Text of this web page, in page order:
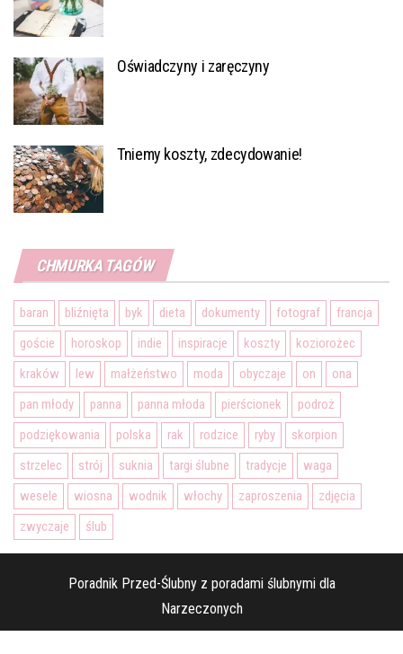
Oświadczyny i zaręczyny
Tniemy koszty, zdecydowanie!
CHMURKA TAGÓW
baran bliźnięta byk dieta dokumenty fotograf
francja
goście
horoskop indie inspiracje koszty
koziorożec
kraków
lew małżeństwo moda obyczaje on
ona
pan młody
panna panna młoda pierścionek
podroż
podziękowania
polska rak rodzice ryby
skorpion
strzelec
strój suknia targi ślubne tradycje
waga
wesele
wiosna wodnik włochy zaproszenia
zdjęcia
zwyczaje
ślub
Poradnik Przed-Ślubny z poradami ślubnymi dla
Narzeczonych